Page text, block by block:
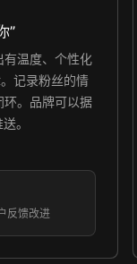
”
有温度、个性化
记录粉丝的情
环。品牌可以据
。
反馈改进